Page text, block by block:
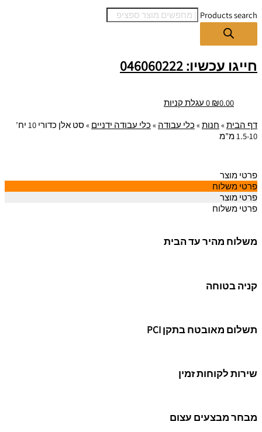
Products search
חייגו עכשיו: 046060222
₪0.00
0 עגלת קניות
דף הבית» חנות» כלי עבודה » כלי עבודה ידניים »
סט אלן כדורי 10 יח’
1.5-10 מ”מ
פרטי מוצר
פרטי משלוח
פרטי מוצר
פרטי משלוח
משלוח מהיר עד הבית
קניה בטוחה
תשלום מאובטח בתקן PCI
שירות לקוחות זמין
מבחר מבצעים עצום